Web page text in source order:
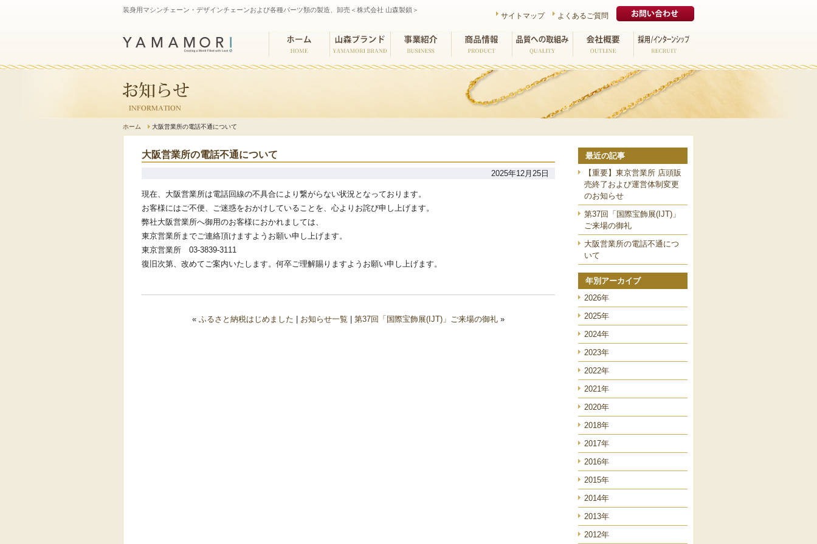
装身用マシンチェーン・デザインチェーンおよび各種パーツ類の製造、卸売＜株式会社 山森製鎖＞
サイトマップ よくあるご質問
ホーム 山森ブランド 事業紹介 商品情報 品質への取組み 会社概要
採用/インターンシ
ップ
ホーム 大阪営業所の電話不通について
大阪営業所の電話不通について
2025年12月25日
現在、大阪営業所は電話回線の不具合により繋がらない状況となっております。
お客様にはご不便、ご迷惑をおかけしていることを、心よりお詫び申し上げます。
弊社大阪営業所へ御用のお客様におかれましては、
東京営業所までご連絡頂けますようお願い申し上げます。
東京営業所 03-3839-3111
復旧次第、改めてご案内いたします。何卒ご理解賜りますようお願い申し上げます。
« ふるさと納税はじめました お知らせ一覧 第37回「国際宝飾展(IJT)」ご来場の御礼 »
最近の記事
【重要】東京営業所 店頭販
売終了および運営体制変更
のお知らせ
第37回「国際宝飾展(IJT)」
ご来場の御礼
大阪営業所の電話不通につ
いて
年別アーカイブ
2026年
2025年
2024年
2023年
2022年
2021年
2020年
2018年
2017年
2016年
2015年
2014年
2013年
2012年